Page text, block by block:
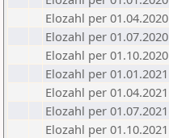
Elozahl per 01.04.2020
Elozahl per 01.07.2020
Elozahl per 01.10.2020
Elozahl per 01.01.2021
Elozahl per 01.04.2021
Elozahl per 01.07.2021
Elozahl per 01.10.2021